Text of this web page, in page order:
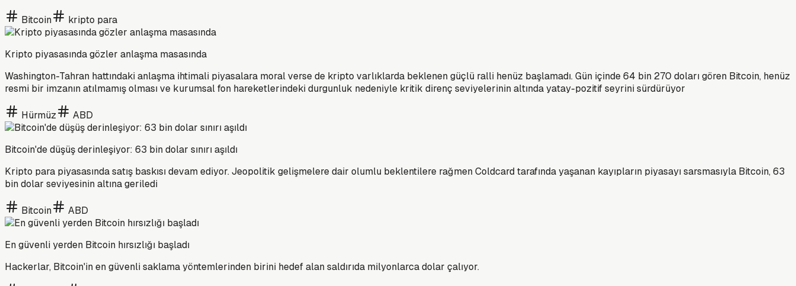
Bitcoin kripto para
Kripto piyasasında gözler anlaşma masasında
Washington-Tahran hattındaki anlaşma ihtimali piyasalara moral verse de kripto varlıklarda beklenen güçlü ralli henüz başlamadı. Gün içinde 64 bin 270 doları gören Bitcoin, henüz
resmi bir imzanın atılmamış olması ve kurumsal fon hareketlerindeki durgunluk nedeniyle kritik direnç seviyelerinin altında yatay-pozitif seyrini sürdürüyor
Hürmüz ABD
Bitcoin'de düşüş derinleşiyor: 63 bin dolar sınırı aşıldı
Kripto para piyasasında satış baskısı devam ediyor. Jeopolitik gelişmelere dair olumlu beklentilere rağmen Coldcard tarafında yaşanan kayıpların piyasayı sarsmasıyla Bitcoin, 63
bin dolar seviyesinin altına geriledi
Bitcoin ABD
En güvenli yerden Bitcoin hırsızlığı başladı
Hackerlar, Bitcoin'in en güvenli saklama yöntemlerinden birini hedef alan saldırıda milyonlarca dolar çalıyor.